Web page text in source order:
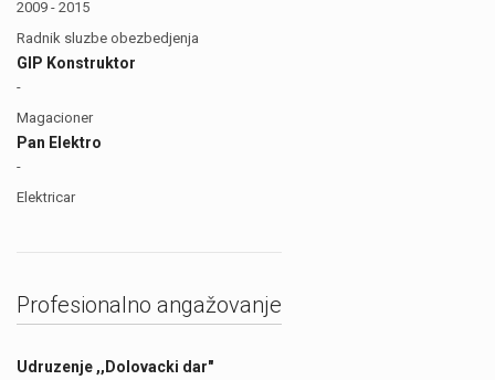
2009 - 2015
Radnik sluzbe obezbedjenja
GIP Konstruktor
-
Magacioner
Pan Elektro
-
Elektricar
Profesionalno angažovanje
Udruzenje ,,Dolovacki dar"